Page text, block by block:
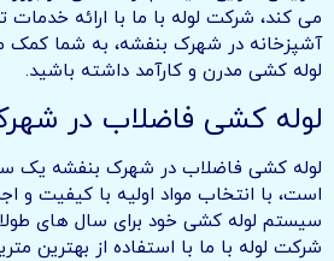
می کند، شرکت لوله با ما با ارائه
آشپزخانه در شهرک بنفشه، به شما
لوله کشی مدرن و کارآمد داشته باشید.
لوله کشی فاضلاب در
لوله کشی فاضلاب در شهرک بنفشه یک
است، با انتخاب مواد اولیه با کیفیت و
سیستم لوله کشی خود برای سال های
شرکت لوله با ما با استفاده از بهترین